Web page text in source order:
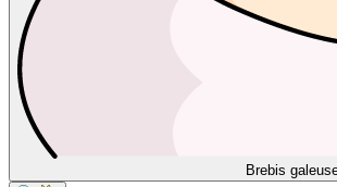
Brebis